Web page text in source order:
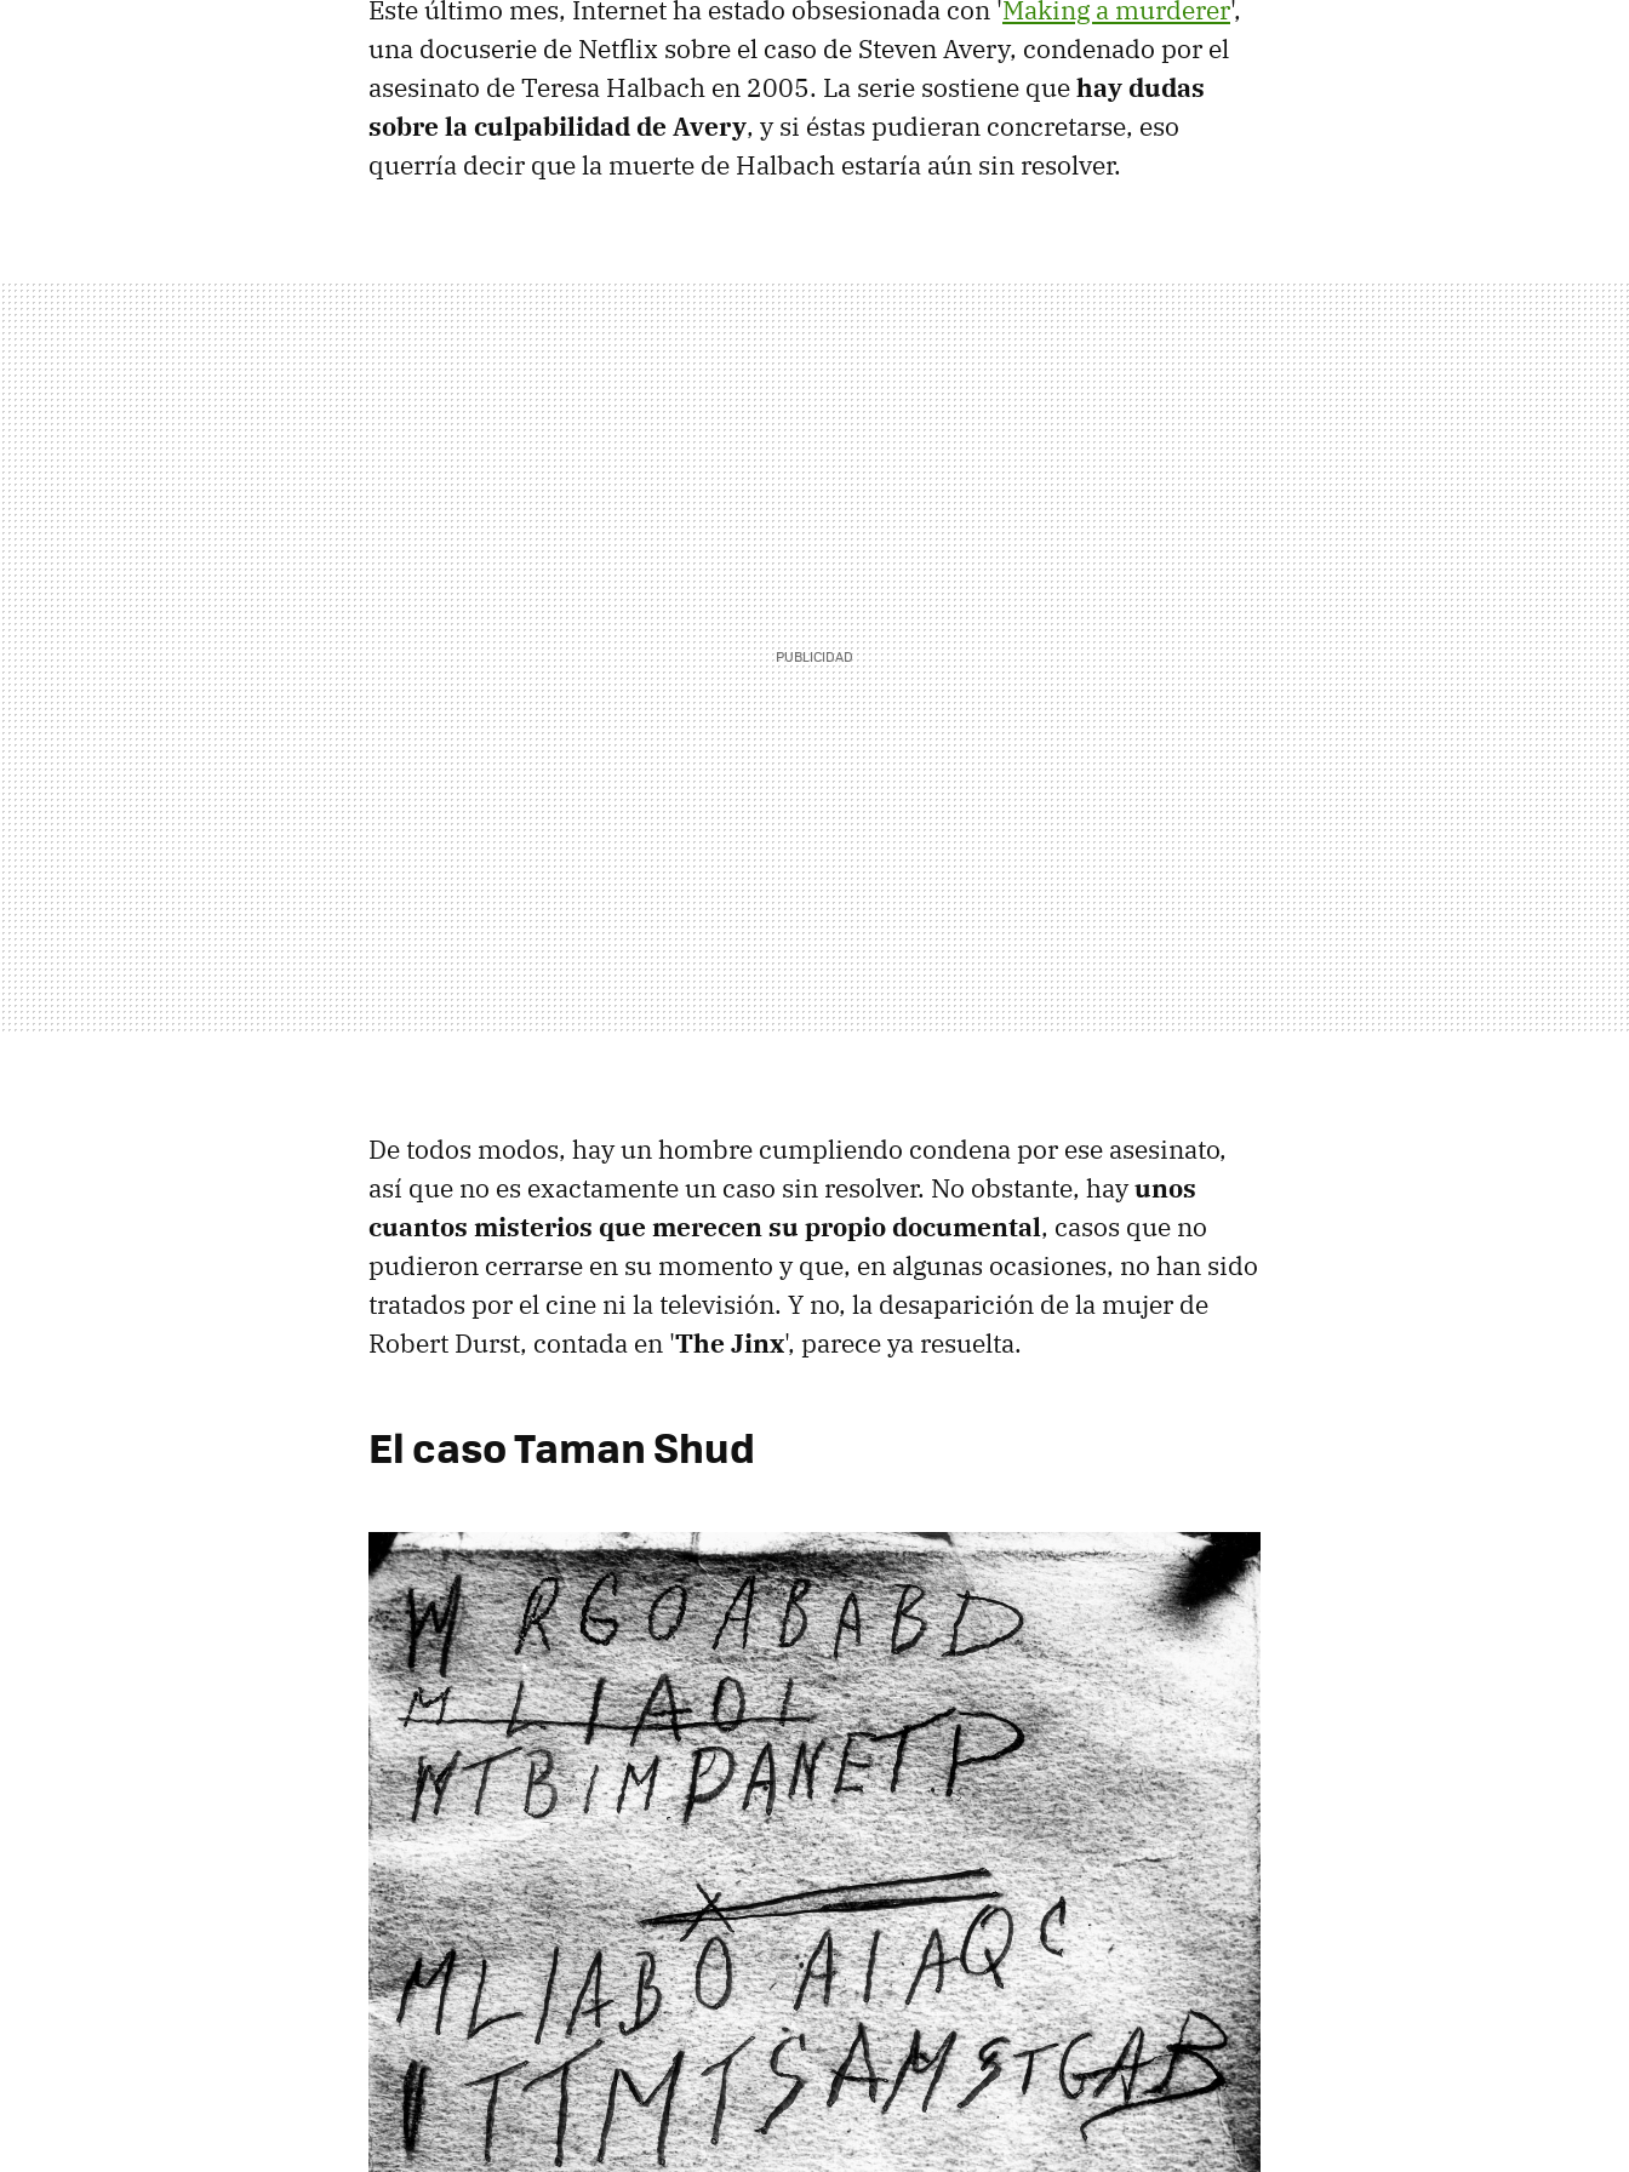
Este último mes, Internet ha estado obsesionada con 'Making a murderer',
una docuserie de Netflix sobre el caso de Steven Avery, condenado por el
asesinato de Teresa Halbach en 2005. La serie sostiene quehay dudas
sobre la culpabilidad de Avery, y si éstas pudieran concretarse, eso
querría decir que la muerte de Halbach estaría aún sin resolver.
De todos modos, hay un hombre cumpliendo condena por ese asesinato,
así que no es exactamente un caso sin resolver. No obstante, hayunos
cuantos misterios que merecen su propio documental, casos que no
pudieron cerrarse en su momento y que, en algunas ocasiones, no han sido
tratados por el cine ni la televisión. Y no, la desaparición de la mujer de
Robert Durst, contada en 'The Jinx', parece ya resuelta.
El caso Taman Shud